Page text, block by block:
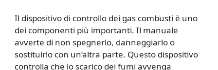
Il dispositivo di controllo dei gas combusti è uno
dei componenti più importanti. Il manuale
avverte di non spegnerlo, danneggiarlo o
sostituirlo con un’altra parte. Questo dispositivo
controlla che lo scarico dei fumi avvenga